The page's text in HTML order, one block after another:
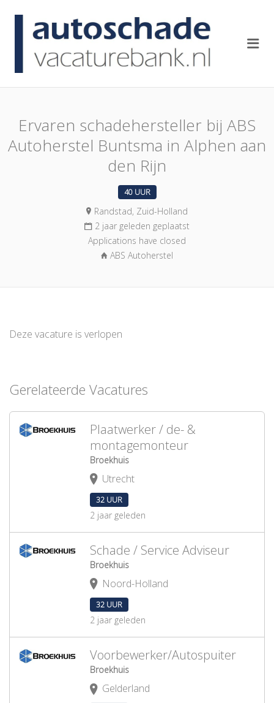
Ervaren schadehersteller bij ABS
Autoherstel Buntsma in Alphen aan
den Rijn
40 UUR
Randstad, Zuid-Holland
2 jaar geleden geplaatst
Applications have closed
ABS Autoherstel
Deze vacature is verlopen
Gerelateerde Vacatures
Plaatwerker / de- &
montagemonteur
Broekhuis
Utrecht
32 UUR
2 jaar geleden
Schade / Service Adviseur
Broekhuis
Noord-Holland
32 UUR
2 jaar geleden
Voorbewerker/Autospuiter
Broekhuis
Gelderland